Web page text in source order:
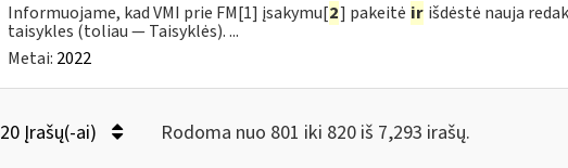
Informuojame, kad VMI prie FM[1] įsakymu[2] pakeitė ir išdėstė nauja
taisykles (toliau — Taisyklės). ...
Metai: 2022
20 Įrašų(-ai) Rodoma nuo 801 iki 820 iš 7,293 irašų.